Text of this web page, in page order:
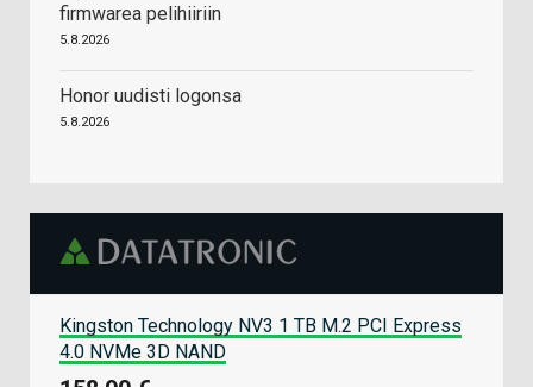
firmwarea pelihiiriin
5.8.2026
Honor uudisti logonsa
5.8.2026
Kingston Technology NV3 1 TB M.2 PCI Express
4.0 NVMe 3D NAND